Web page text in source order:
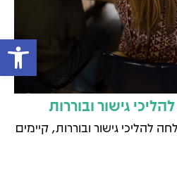
גישור ובוררות
להליכי גישור ובוררות, קיימים